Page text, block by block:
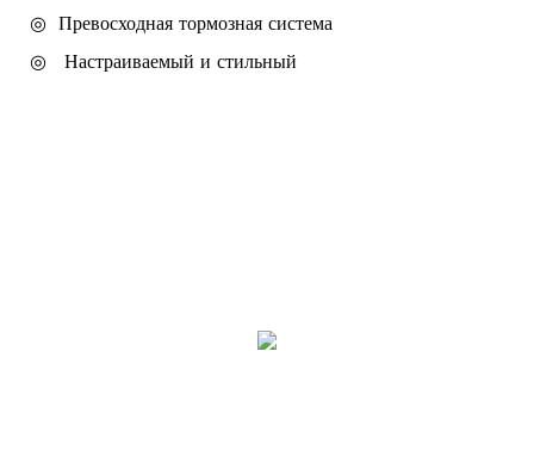
◎ Превосходная тормозная система
◎
Настраиваемый и стильный